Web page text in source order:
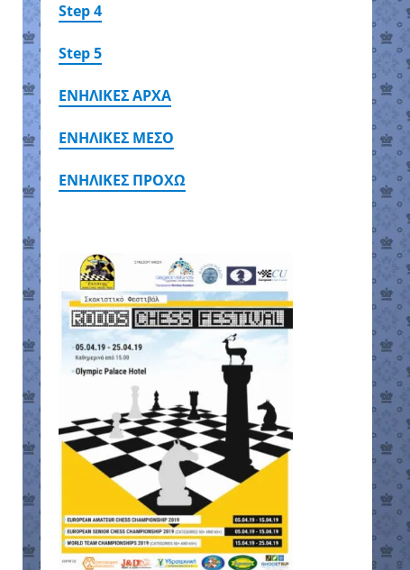
Step 4
Step 5
ΕΝΗΛΙΚΕΣ ΑΡΧΑ
ΕΝΗΛΙΚΕΣ ΜΕΣΟ
ΕΝΗΛΙΚΕΣ ΠΡΟΧΩ